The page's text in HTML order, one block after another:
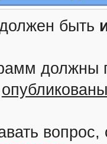
быть
должны
вопрос,